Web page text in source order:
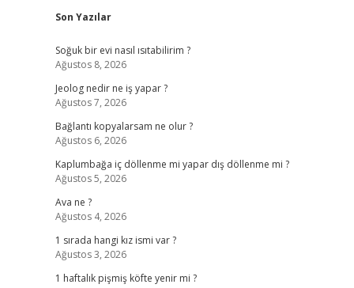
Sidebar
Son Yazılar
Soğuk bir evi nasıl ısıtabilirim ?
Ağustos 8, 2026
Jeolog nedir ne iş yapar ?
Ağustos 7, 2026
Bağlantı kopyalarsam ne olur ?
Ağustos 6, 2026
Kaplumbağa iç döllenme mi yapar dış döllenme mi ?
Ağustos 5, 2026
Ava ne ?
Ağustos 4, 2026
1 sırada hangi kız ismi var ?
Ağustos 3, 2026
1 haftalık pişmiş köfte yenir mi ?